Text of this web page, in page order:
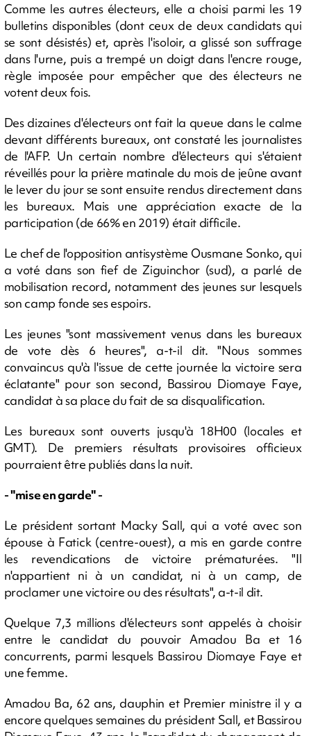
Comme les autres électeurs, elle a choisi parmi les 19
bulletins disponibles (dont ceux de deux candidats qui
se sont désistés) et, après l'isoloir, a glissé son suffrage
dans l'urne, puis a trempé un doigt dans l'encre rouge,
règle imposée pour empêcher que des électeurs ne
votent deux fois.
Des dizaines d'électeurs ont fait la queue dans le calme
devant différents bureaux, ont constaté les journalistes
de l'AFP. Un certain nombre d'électeurs qui s'étaient
réveillés pour la prière matinale du mois de jeûne avant
le lever du jour se sont ensuite rendus directement dans
les bureaux. Mais une appréciation exacte de la
participation (de 66% en 2019) était difficile.
Le chef de l'opposition antisystème Ousmane Sonko, qui
a voté dans son fief de Ziguinchor (sud), a parlé de
mobilisation record, notamment des jeunes sur lesquels
son camp fonde ses espoirs.
Les jeunes "sont massivement venus dans les bureaux
de vote dès 6 heures", a-t-il dit. "Nous sommes
convaincus qu'à l'issue de cette journée la victoire sera
éclatante" pour son second, Bassirou Diomaye Faye,
candidat à sa place du fait de sa disqualification.
Les bureaux sont ouverts jusqu'à 18H00 (locales et
GMT). De premiers résultats provisoires officieux
pourraient être publiés dans la nuit.
- "mise en garde" -
Le président sortant Macky Sall, qui a voté avec son
épouse à Fatick (centre-ouest), a mis en garde contre
les revendications de victoire prématurées. "Il
n'appartient ni à un candidat, ni à un camp, de
proclamer une victoire ou des résultats", a-t-il dit.
Quelque 7,3 millions d'électeurs sont appelés à choisir
entre le candidat du pouvoir Amadou Ba et 16
concurrents, parmi lesquels Bassirou Diomaye Faye et
une femme.
Amadou Ba, 62 ans, dauphin et Premier ministre il y a
encore quelques semaines du président Sall, et Bassirou